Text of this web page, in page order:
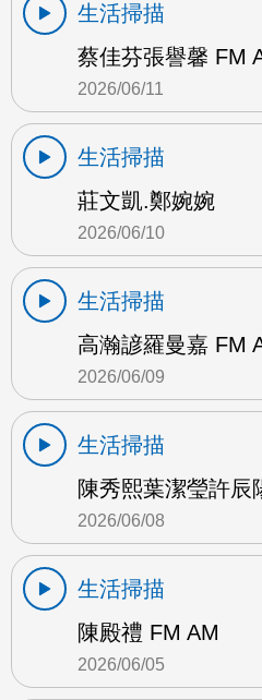
生活掃描
蔡佳芬張譽馨 FM
2026/06/11
生活掃描
莊文凱.鄭婉婉
2026/06/10
生活掃描
高瀚諺羅曼嘉 FM
2026/06/09
生活掃描
陳秀熙葉潔瑩許辰
2026/06/08
生活掃描
陳殿禮 FM AM
2026/06/05